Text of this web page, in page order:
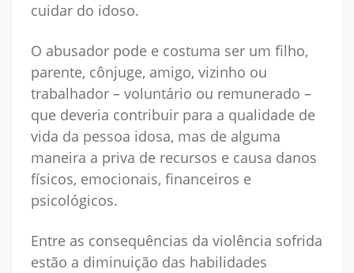
cuidar do idoso.
O abusador pode e costuma ser um filho,
parente, cônjuge, amigo, vizinho ou
trabalhador – voluntário ou remunerado –
que deveria contribuir para a qualidade de
vida da pessoa idosa, mas de alguma
maneira a priva de recursos e causa danos
físicos, emocionais, financeiros e
psicológicos.
Entre as consequências da violência sofrida
estão a diminuição das habilidades